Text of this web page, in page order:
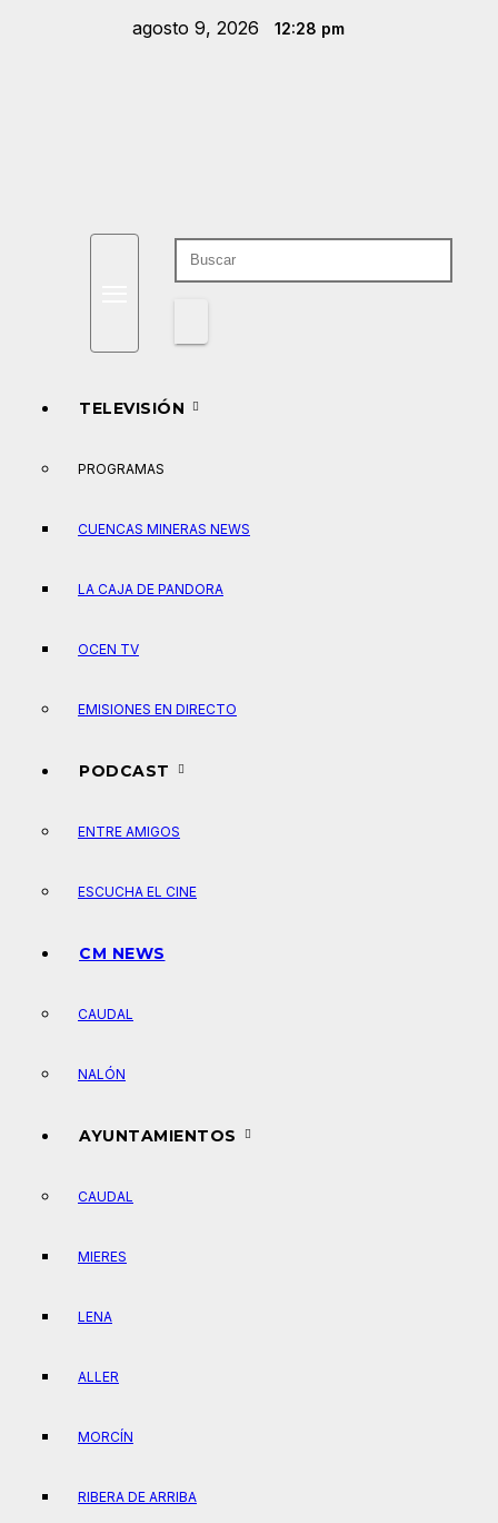
agosto 9, 2026 12:28 pm
TELEVISIÓN
PROGRAMAS
CUENCAS MINERAS NEWS
LA CAJA DE PANDORA
OCEN TV
EMISIONES EN DIRECTO
PODCAST
ENTRE AMIGOS
ESCUCHA EL CINE
CM NEWS
CAUDAL
NALÓN
AYUNTAMIENTOS
CAUDAL
MIERES
LENA
ALLER
MORCÍN
RIBERA DE ARRIBA